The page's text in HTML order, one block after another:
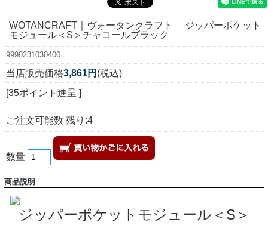
WOTANCRAFT｜ヴォータンクラフト ジッパーポケット
モジュール＜S＞チャコールブラック
9990231030400
当店販売価格3,861円 (税込)
[35ポイント進呈 ]
ご注文可能数 残り:4
数量
商品説明
ジッパーポケットモジュール＜S＞